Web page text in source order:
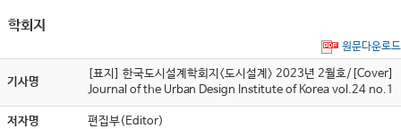
학회지
원문다운로드
기사명
[표지] 한국도시설계학회지<도시설계> 2023년 2월호/[Cover]
Journal of the Urban Design Institute of Korea vol.24 no.1
저자명 편집부(Editor)